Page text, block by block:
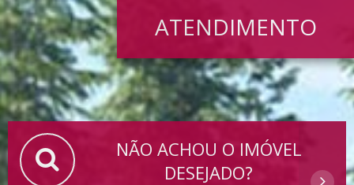
ATENDIMENTO
NÃO ACHOU O IMÓVEL
DESEJADO?